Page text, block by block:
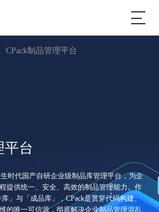
CPack制品管理平台
平台
生时代国产自研企业级制品库管理平台，为企
提供统一、安全、高效的制品管理能力。作
」与「成品库」，CPack是贯穿代码构建、
的唯一可信源，彻底解决企业制品管理混乱